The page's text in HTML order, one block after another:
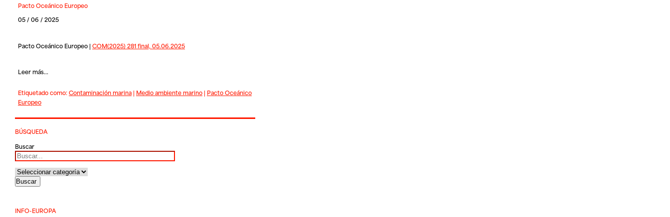
Pacto Oceánico Europeo
05 / 06 / 2025
Pacto Oceánico Europeo | COM(2025) 281 final, 05.06.2025
Leer más...
Etiquetado como:Contaminación marina| Medio ambiente marino| Pacto Oceánico
Europeo
BÚSQUEDA
Buscar
INFO-EUROPA